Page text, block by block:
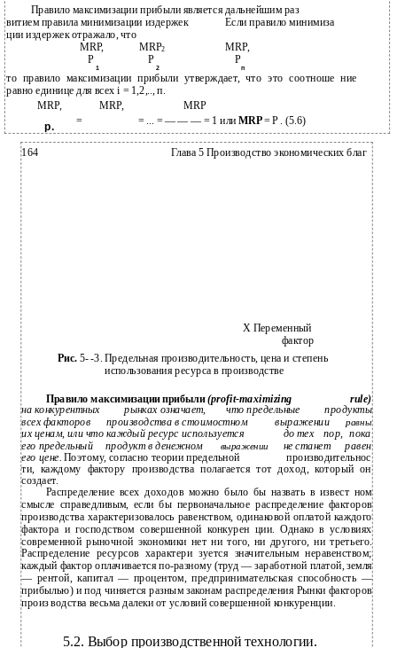
Правило максимизации прибыли является дальнейшим раз­
витием правила минимизации издержек
Если правило минимиза­
ции издержек отражало, что
MRP,
MRP2 MRP,
Р Р Р
1 2 п
то правило максимизации прибыли утверждает, что это соотноше­ ние
равно единице для всех i = 1,2,.., п.
MRP, MRP,
MRP
р.
= = ... = — — — = 1 илиMRP= Р . (5.6)
164 Глава 5 Производство экономических благ
X Переменный
фактор
Рис. 5- -3. Предельная производительность, цена и степень
использования ресурса в производстве
Правило максимизации прибыли(profit-maximizing rule)
на конкурентных рынках означает, что предельные продукты
всех факторов производства в стоимостном выражении равны
их ценам, или что каждый ресурс используется до тех пор, пока
его предельный продукт в денежном выражении не станет
равен
его цене.Поэтому, согласно теории предельной производительнос­
ти, каждому фактору производства полагается тот доход, который он
создает.
Распределение всех доходов можно было бы назвать в извест­ ном
смысле справедливым, если бы первоначальное распределение факторов
производства характеризовалось равенством, одинаковой оплатой каждого
фактора и господством совершенной конкурен­ ции. Однако в условиях
современной рыночной экономики нет ни того, ни другого, ни третьего.
Распределение ресурсов характери­ зуется значительным неравенством;
каждый фактор оплачивается по-разному (труд — заработной платой, земля
— рентой, капитал — процентом, предпринимательская способность —
прибылью) и под­ чиняется разным законам распределения Рынки факторов
произ­ водства весьма далеки от условий совершенной конкуренции.
5.2. Выбор производственной технологии.